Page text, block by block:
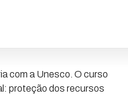
com a Unesco. O curso
proteção dos recursos